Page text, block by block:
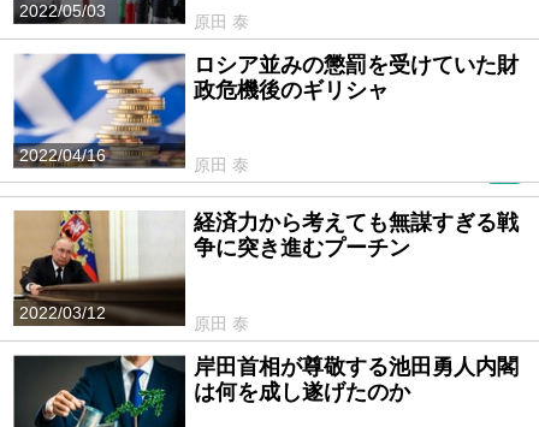
2022/05/03
原田 泰
2022/04/16
ロシア並みの懲罰を受けていた財
政危機後のギリシャ
原田 泰
2022/03/12
経済力から考えても無謀すぎる戦
争に突き進むプーチン
原田 泰
岸田首相が尊敬する池田勇人内閣
は何を成し遂げたのか